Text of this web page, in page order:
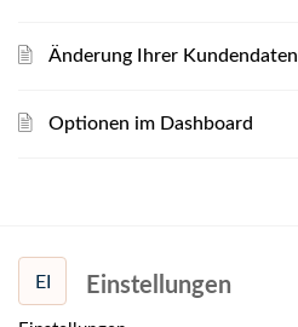
Änderung Ihrer Kundendaten
Optionen im Dashboard
EI Einstellungen